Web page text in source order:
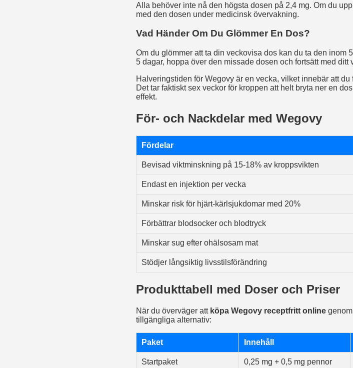
Alla behöver inte nå den högsta dosen på 2,4 mg. Om du
med den dosen under medicinsk övervakning.
Vad Händer Om Du Glömmer En Dos?
Om du glömmer att ta din veckovisa dos kan du ta den inom
5 dagar, hoppa över den missade dosen och fortsätt med ditt
Halveringstiden för Wegovy är en vecka, vilket innebär att
Det tar faktiskt sex veckor för kroppen att helt bryta ner en
effekt.
För- och Nackdelar med Wegovy
Fördelar
Bevisad viktminskning på 15-18% av kroppsvikten
Endast en injektion per vecka
Minskar risk för hjärt-kärlsjukdomar med 20%
Förbättrar blodsocker och blodtryck
Minskar sug efter ohälsosam mat
Stödjer långsiktig livsstilsförändring
Produkttabell med Doser och Priser
När du överväger att köpa Wegovy receptfritt online
tillgängliga alternativ:
Paket Innehåll
Startpaket 0,25 mg + 0,5 mg pennor